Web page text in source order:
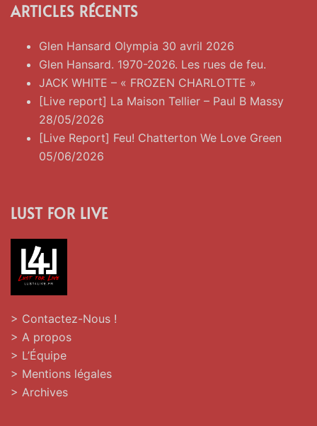
ARTICLES RÉCENTS
Glen Hansard Olympia 30 avril 2026
Glen Hansard. 1970-2026. Les rues de feu.
JACK WHITE – « FROZEN CHARLOTTE »
[Live report] La Maison Tellier – Paul B Massy
28/05/2026
[Live Report] Feu! Chatterton We Love Green
05/06/2026
LUST FOR LIVE
> Contactez-Nous !
> A propos
> L’Équipe
> Mentions légales
> Archives